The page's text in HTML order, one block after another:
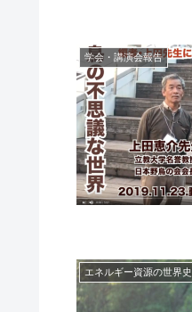
学会・講演会報告
エネルギー資源の世界史